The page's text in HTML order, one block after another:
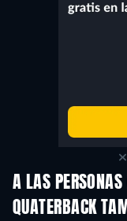
A LAS PERSONAS
QUATERBACK
TV